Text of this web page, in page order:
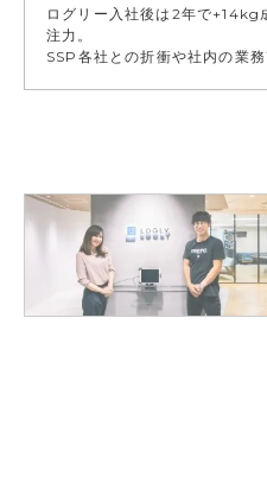
ログリー入社後は2年で+14kg
注力。
SSP各社との折衝や社内の業